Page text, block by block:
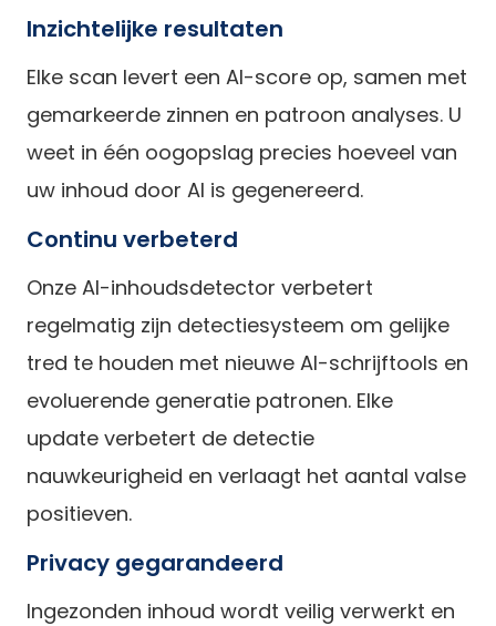
Inzichtelijke resultaten
Elke scan levert een AI-score op, samen met
gemarkeerde zinnen en patroon analyses. U
weet in één oogopslag precies hoeveel van
uw inhoud door AI is gegenereerd.
Continu verbeterd
Onze AI-inhoudsdetector verbetert
regelmatig zijn detectiesysteem om gelijke
tred te houden met nieuwe AI-schrijftools en
evoluerende generatie patronen. Elke
update verbetert de detectie
nauwkeurigheid en verlaagt het aantal valse
positieven.
Privacy gegarandeerd
Ingezonden inhoud wordt veilig verwerkt en